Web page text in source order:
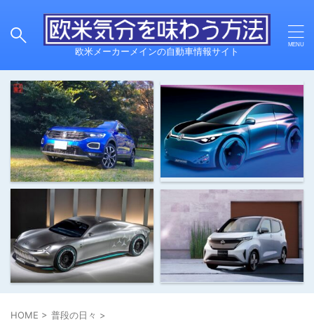
欧米メーカーメインの自動車情報サイト
HOME > 普段の日々 >